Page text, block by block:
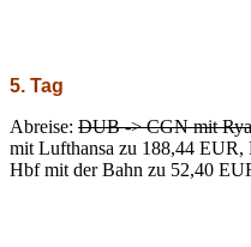
5. Tag
Abreise: DUB -> CGN mit
mit Lufthansa zu 188,44
Hbf mit der Bahn zu 52,40